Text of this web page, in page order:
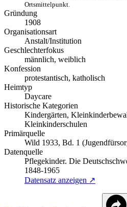
Ortsmittelpunkt.
Gründung
1908
Organisationsart
Anstalt/Institution
Geschlechterfokus
männlich, weiblich
Konfession
protestantisch, katholisch
Heimtyp
Daycare
Historische Kategorien
Kindergärten,
Kleinkinderschulen
Primärquelle
Wild 1933, Bd. 1
Datenquelle
Pflegekinder. Die
1848-1965
Datensatz anzeigen ↗